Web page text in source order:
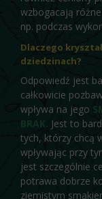
wzbogacają
np. podczas
Dlaczego
dziedzinach?
Odpowiedź jest
całkowicie
wpływa na jego
BRAK. Jest to
tych, którzy chcą
wpływając przy
jest szczególnie
potrawa dobrze
ziemistym